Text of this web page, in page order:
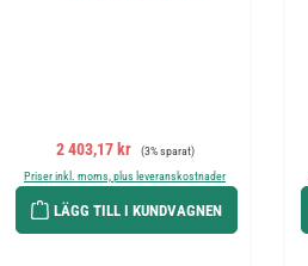
Försäljningspris:
2 403,17 kr Ordinarie pris:
(3% sparat)
Priser inkl. moms, plus leveranskostnader
LÄGG TILL I KUNDVAGNEN